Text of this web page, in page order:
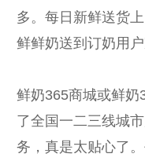
多。每日新鲜送货
鲜鲜奶送到订奶用
鲜奶365商城或鲜奶
了全国一二三线城
务，真是太贴心了